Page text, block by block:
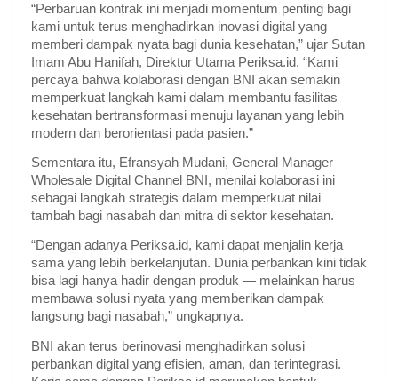
“Perbaruan kontrak ini menjadi momentum penting bagi
kami untuk terus menghadirkan inovasi digital yang
memberi dampak nyata bagi dunia kesehatan,” ujar Sutan
Imam Abu Hanifah, Direktur Utama Periksa.id. “Kami
percaya bahwa kolaborasi dengan BNI akan semakin
memperkuat langkah kami dalam membantu fasilitas
kesehatan bertransformasi menuju layanan yang lebih
modern dan berorientasi pada pasien.”
Sementara itu, Efransyah Mudani, General Manager
Wholesale Digital Channel BNI, menilai kolaborasi ini
sebagai langkah strategis dalam memperkuat nilai
tambah bagi nasabah dan mitra di sektor kesehatan.
“Dengan adanya Periksa.id, kami dapat menjalin kerja
sama yang lebih berkelanjutan. Dunia perbankan kini tidak
bisa lagi hanya hadir dengan produk — melainkan harus
membawa solusi nyata yang memberikan dampak
langsung bagi nasabah,” ungkapnya.
BNI akan terus berinovasi menghadirkan solusi
perbankan digital yang efisien, aman, dan terintegrasi.